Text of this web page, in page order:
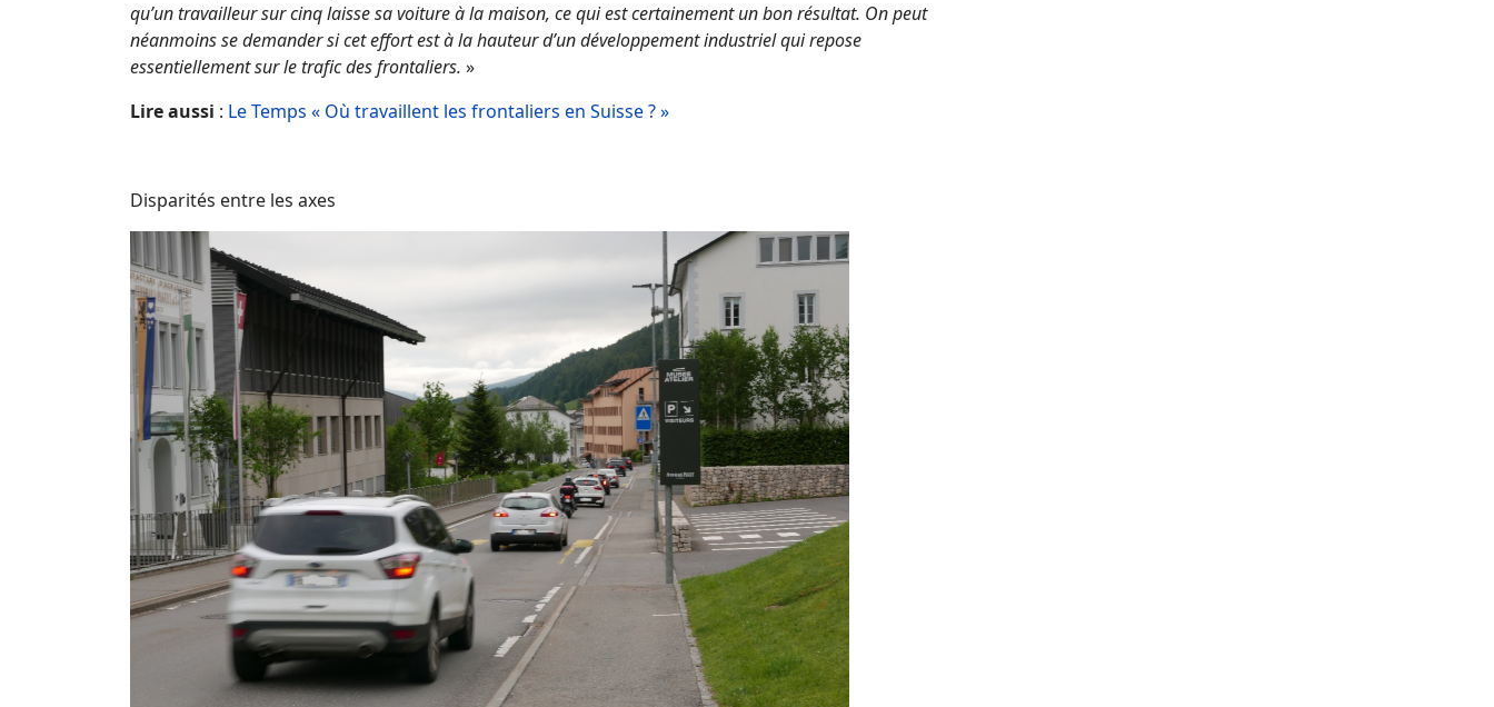
qu’un travailleur sur cinq laisse sa voiture à la maison, ce qui est certainement un bon résultat. On peut
néanmoins se demander si cet effort est à la hauteur d’un développement industriel qui repose
essentiellement sur le trafic des frontaliers. »
Lire aussi : Le Temps « Où travaillent les frontaliers en Suisse ? »
Disparités entre les axes